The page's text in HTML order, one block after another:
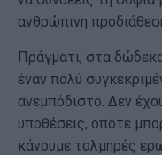
ανθρώπινη
Πράγματι, στα
έναν πολύ
ανεμπόδιστο. Δεν
υποθέσεις, οπότε
κάνουμε τολμηρές